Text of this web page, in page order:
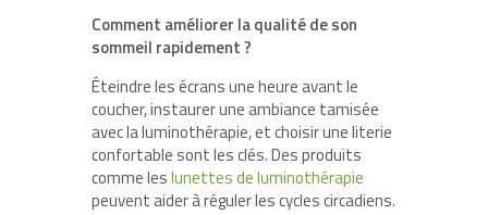
Comment améliorer la qualité de son
sommeil rapidement ?
Éteindre les écrans une heure avant le
coucher, instaurer une ambiance tamisée
avec la luminothérapie, et choisir une literie
confortable sont les clés. Des produits
comme leslunettes de luminothérapie
peuvent aider à réguler les cycles circadiens.